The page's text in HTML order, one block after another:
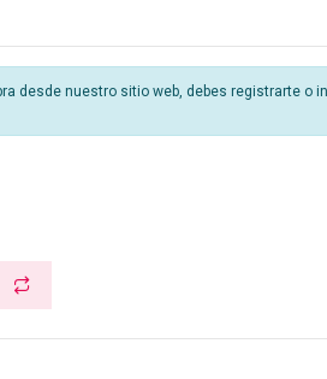
desde nuestro sitio web, debes registrarte o